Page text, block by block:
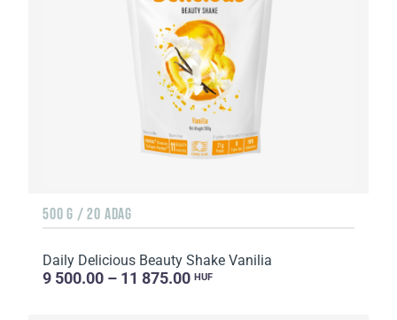
500 G / 20 ADAG
Daily Delicious Beauty Shake Vanilia
9 500.00 – 11 875.00 HUF